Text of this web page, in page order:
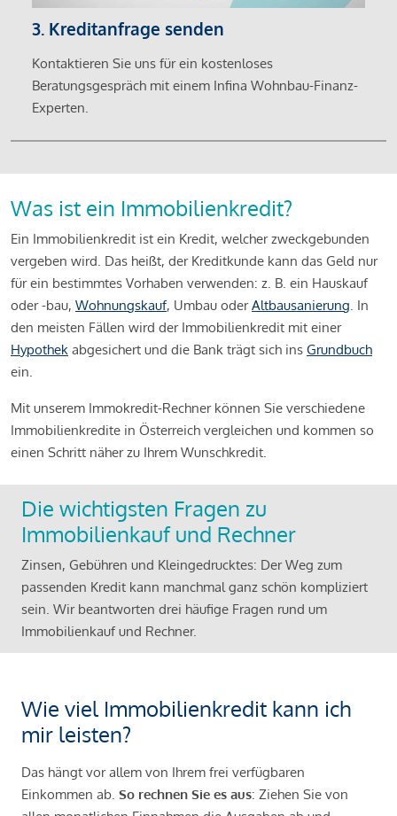
3. Kreditanfrage senden
Kontaktieren Sie uns für ein kostenloses
Beratungsgespräch mit einem Infina Wohnbau-Finanz-
Experten.
Was ist ein Immobilienkredit?
Ein Immobilienkredit ist ein Kredit, welcher zweckgebunden
vergeben wird. Das heißt, der Kreditkunde kann das Geld nur
für ein bestimmtes Vorhaben verwenden: z. B. ein Hauskauf
oder -bau, Wohnungskauf, Umbau oderAltbausanierung. In
den meisten Fällen wird der Immobilienkredit mit einer
Hypothek abgesichert und die Bank trägt sich ins Grundbuch
ein.
Mit unserem Immokredit-Rechner können Sie verschiedene
Immobilienkredite in Österreich vergleichen und kommen so
einen Schritt näher zu Ihrem Wunschkredit.
Die wichtigsten Fragen zu
Immobilienkauf und Rechner
Zinsen, Gebühren und Kleingedrucktes: Der Weg zum
passenden Kredit kann manchmal ganz schön kompliziert
sein. Wir beantworten drei häufige Fragen rund um
Immobilienkauf und Rechner.
Wie viel Immobilienkredit kann ich
mir leisten?
Das hängt vor allem von Ihrem frei verfügbaren
Einkommen ab. So rechnen Sie es aus: Ziehen Sie von